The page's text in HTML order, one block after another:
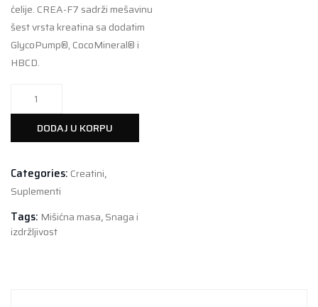
ćelije. CREA-F7 sadrži mešavinu
šest vrsta kreatina sa dodatim
GlycoPump®, CocoMineral® i
HBCD.
405gr
Ballinese
količina
DODAJ U KORPU
Categories: Creatini,
Suplementi
Tags: Mišićna masa,Snaga i
izdržljivost